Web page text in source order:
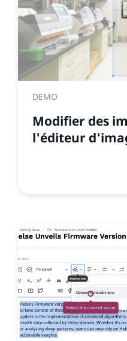
DEMO
Modifier des
l'éditeur